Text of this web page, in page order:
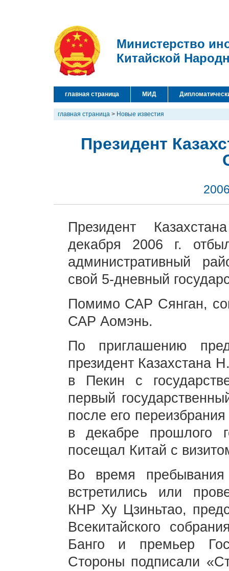
Министерство
Китайской
главная страница МИД
главная страница > Новые известия
Президент
Президент
декабря 2006 г.
административный
свой 5-дневный
Помимо САР Сянган,
САР Аомэнь.
По приглашению
президент Казахстана
в Пекин с
первый
после его
в декабре прошлого
посещал Китай с
Во время
встретились или
КНР Ху Цзиньтао,
Всекитайского
Банго и премьер
Стороны подписали